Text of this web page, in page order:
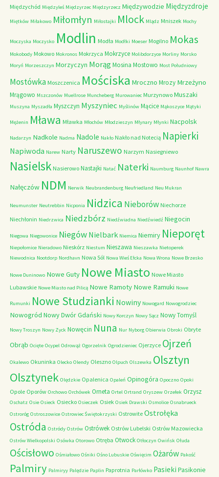
Międzychód Międzyleś Międzyrzec Międzyrzecz Międzywodzie Międzyzdroje
Miętków Miłakowo Miłomłyn Miłostajki Mlock Mlądz Mniszek Mochy
Moczyska Moczysko Modlin Modła Modłki Moeser Mogilno Mokas
Mokobody Mokowo Mokronos Mokrzyca Mokrzyce Molibdorzyce Morliny Morsko
Moryń Morzeszczyn Morzyczyn MorągMosina Mostowo Most Południowy
Mostówka Moszczenica Mościska Mroczno Mrozy Mrzeżyno
Mrągowo Mszczonów Muellrose Muncheberg Murowaniec Murzynowo Muszaki
Muszyna Myszadła Myszczyn Myszyniec Myślinów Mącice Mąkoszyce Mątyki
Mężenin Mława Mławka Młochów Młodzieszyn Młynary Młynki Nacpolsk
Nadarzyn Nadkole Nadma Nadole Nakło Nakło nad Notecią Napierki
Napiwoda Narew Narty Naruszewo Narzym Nasiegniewo
Nasielsk Nasierowo Nastajki Natać Naterki Naumburg Naunhof Nawra
Nałęczów NDM Nerwik Neubrandenburg Neufriedland Neu Mukran
Neumunster Neutrebbin Nicponia Nidzica Nieborów Niechorze
Niechłonin Niedrzwica Niedzbórz Niedźwiadna Niedźwiedź Niegocin
Niegowa Niegowonice Niegów Nielbark Niemica Niemiry Nieporęt
Niepołomice Nieradowo Nieskórz Niestum Nieszawa Nieszawka Nietoperek
Niewodnica Nootdorp Nordhavn Nowa Sól Nowa Wieś Ełcka Nowa Wrona Nowe Brzesko
Nowe Duninowo Nowe Guty Nowe Miasto Nowe Miasto
Lubawskie Nowe Miasto nad Pilicą Nowe Ramoty Nowe Ramuki Nowe
Rumunki Nowe Studzianki Nowiny Nowogard Nowogrodziec
Nowogród Nowy Dwór Gdański Nowy Korczyn Nowy Sącz Nowy Tomyśl
Nowy Troszyn Nowy Zyck Nowęcin Nuna Nur Nyborg Obierwia Obroki Obryte
Obrąb Ocięte Ocypel Odrowąż Ogorzelnik Ogrodzieniec Ojerzyce Ojrzeń
Okalewo Okuninka Olecko Olendy Oleszno Olpuch Olszewka Olsztyn
Olsztynek Olędzkie Opalenica Opaleń Opinogóra Opoczno Opoki
Opole Oporów Orchowo Orchówek Orneta Ortel Ortrand Oryszew Orzełek Orzysz
Oschatz Osie Osieck Osiecko Osieczek Osiek Osiek Drawski Osmolice Osnabrueck
Ostroróg Ostroszowice Ostrowiec Świętokrzyski Ostrowite Ostrołęka
Ostróda Ostródy Ostrów Ostrówek Ostrów Lubelski Ostrów Mazowiecka
Ostrów Wielkopolski Osówka Otorowo Otręba Otwock Otłoczyn Owińsk Ołuda
Ościsłowo Ośmiałowo Ośniki Ośno Lubuskie Oświęcim Ożarów Pakość
Palmiry Palmiryy Palędzie Paplin Paprotnia Parłówko Pasieki Pasikonie